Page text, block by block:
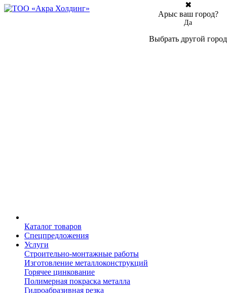
Каталог товаров
Спецпредложения
Услуги
Строительно-монтажные работы
Изготовление металлоконструкций
Горячее цинкование
Полимерная покраска металла
Гидроабразивная резка
✖
Арыс ваш город?
Да
Выбрать другой город